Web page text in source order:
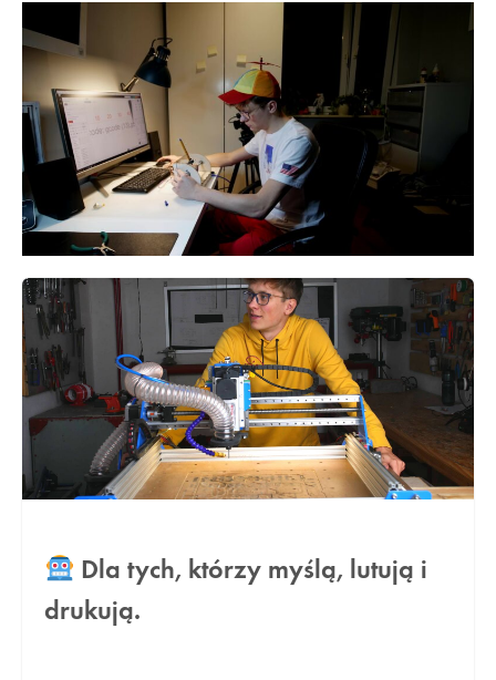
Dla tych, którzy myślą, lutują i
drukują.